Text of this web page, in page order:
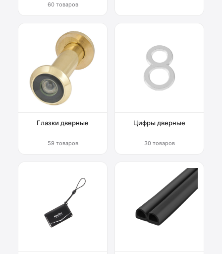
60 товаров
Глазки дверные
59 товаров
Цифры дверные
30 товаров